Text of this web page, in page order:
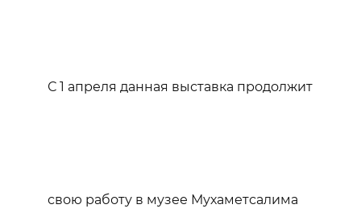
С 1 апреля данная выставка продолжит
свою работу в музее Мухаметсалима